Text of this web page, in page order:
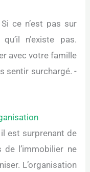
ce n’est pas sur
n’existe pas.
avec votre famille
sentir surchargé. -
est surprenant de
l’immobilier ne
L’organisation